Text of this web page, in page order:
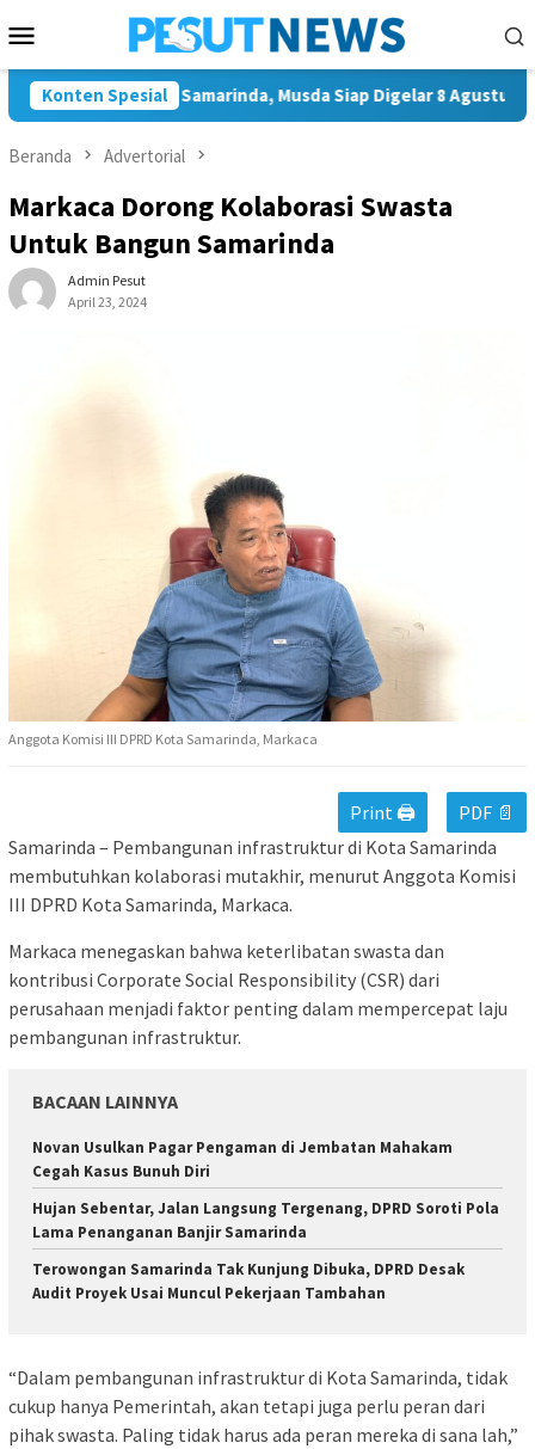
ke
Mobile
Konten Spesial
Golkar Samarinda, Musda Siap Digelar 8 Agustus 2026
Beranda Advertorial
Markaca Dorong Kolaborasi Swasta
Untuk Bangun Samarinda
Admin Pesut
April 23, 2024
Anggota Komisi III DPRD Kota Samarinda, Markaca
Print 🖨
PDF 📄
Samarinda – Pembangunan infrastruktur di Kota Samarinda
membutuhkan kolaborasi mutakhir, menurut Anggota Komisi
III DPRD Kota Samarinda, Markaca.
Markaca menegaskan bahwa keterlibatan swasta dan
kontribusi Corporate Social Responsibility (CSR) dari
perusahaan menjadi faktor penting dalam mempercepat laju
pembangunan infrastruktur.
BACAAN LAINNYA
Novan Usulkan Pagar Pengaman di Jembatan Mahakam
Cegah Kasus Bunuh Diri
Hujan Sebentar, Jalan Langsung Tergenang, DPRD Soroti Pola
Lama Penanganan Banjir Samarinda
Terowongan Samarinda Tak Kunjung Dibuka, DPRD Desak
Audit Proyek Usai Muncul Pekerjaan Tambahan
“Dalam pembangunan infrastruktur di Kota Samarinda, tidak
cukup hanya Pemerintah, akan tetapi juga perlu peran dari
pihak swasta. Paling tidak harus ada peran mereka di sana lah,”